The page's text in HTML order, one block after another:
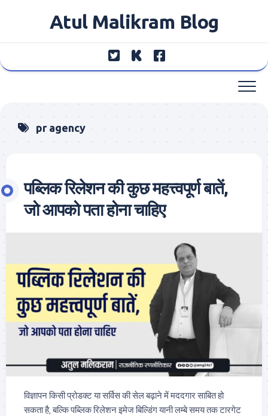
Atul Malikram Blog
pr agency
पब्लिक रिलेशन की कुछ महत्त्वपूर्ण बातें,
जो आपको पता होना चाहिए
विज्ञापन किसी प्रोडक्ट या सर्विस की सेल बढ़ाने में मददगार साबित हो
सकता है, बल्कि पब्लिक रिलेशन इमेज बिल्डिंग यानी लम्बे समय तक टारगेट